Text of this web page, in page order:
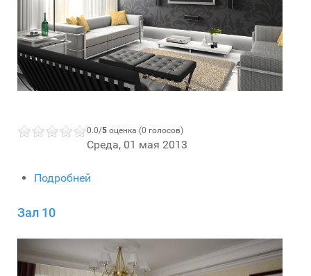
0.0/5 оценка (0 голосов)
Среда, 01 мая 2013
Подробней
Зал 10